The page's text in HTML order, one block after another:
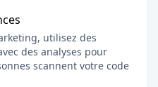
utilisez des
des analyses pour
scannent votre code